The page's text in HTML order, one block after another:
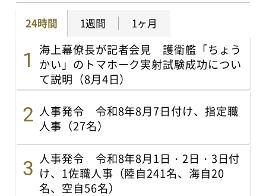
24時間 1週間 1ヶ月
海上幕僚長が記者会見 護衛艦「ちょう
かい」のトマホーク実射試験成功につい
て説明（8月4日）
人事発令 令和8年8月7日付け、指定職
人事（27名）
人事発令 令和8年8月1日・2日・3日付
け、1佐職人事（陸自241名、海自20
名、空自56名）